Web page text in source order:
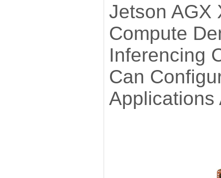
Jetson AGX
Compute
Inferencing
Can
Applications